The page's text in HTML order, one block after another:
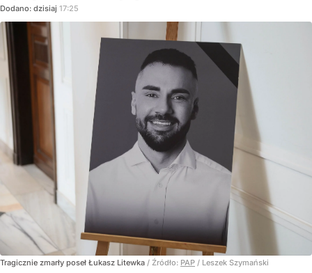
Dodano: dzisiaj 17:25
Tragicznie zmarły poseł Łukasz Litewka / Źródło: PAP / Leszek Szymański